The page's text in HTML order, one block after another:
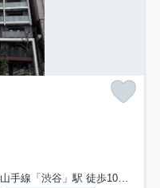
山手線「渋谷」駅 徒歩10分